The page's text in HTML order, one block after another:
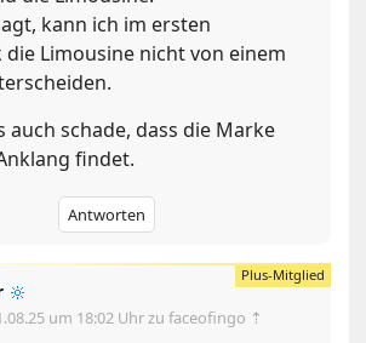
kann ich im ersten
die Limousine nicht von einem
auch schade, dass die Marke
findet.
Antworten
🔆
um 18:02 Uhrzu faceofingo ⇡